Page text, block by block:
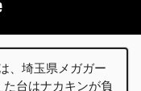
、埼玉県メガガー
台はナカキンが負